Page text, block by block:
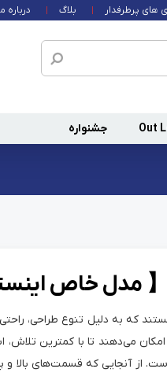
های پرطرفدار بلاگ درباره
Out جشنواره
خاص اینستا 2024
که به دلیل تنوع طراحی، راحتی
می‌دهند تا با کمترین
از آنجایی که قسمت‌های بالا و